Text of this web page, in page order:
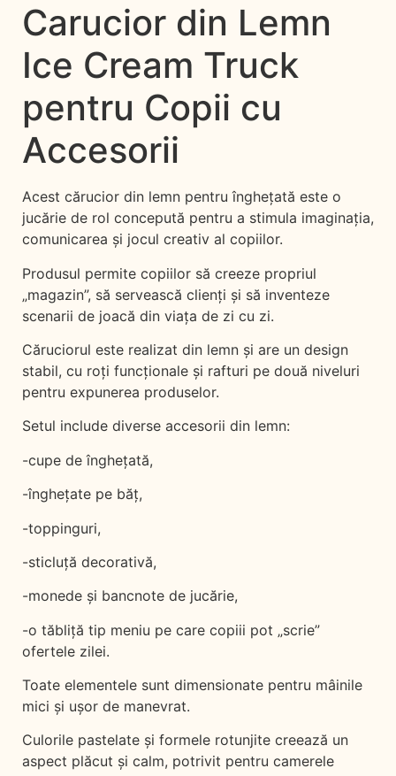
Carucior din Lemn
Ice Cream Truck
pentru Copii cu
Accesorii
Acest cărucior din lemn pentru înghețată este o
jucărie de rol concepută pentru a stimula imaginația,
comunicarea și jocul creativ al copiilor.
Produsul permite copiilor să creeze propriul
„magazin”, să servească clienți și să inventeze
scenarii de joacă din viața de zi cu zi.
Căruciorul este realizat din lemn și are un design
stabil, cu roți funcționale și rafturi pe două niveluri
pentru expunerea produselor.
Setul include diverse accesorii din lemn:
-cupe de înghețată,
-înghețate pe băț,
-toppinguri,
-sticluță decorativă,
-monede și bancnote de jucărie,
-o tăbliță tip meniu pe care copiii pot „scrie”
ofertele zilei.
Toate elementele sunt dimensionate pentru mâinile
mici și ușor de manevrat.
Culorile pastelate și formele rotunjite creează un
aspect plăcut și calm, potrivit pentru camerele